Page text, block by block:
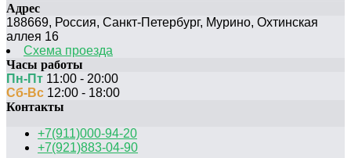
Адрес
188669, Россия, Санкт-Петербург, Мурино, Охтинская
аллея 16
Схема проезда
Часы работы
Пн-Пт 11:00 - 20:00
Сб-Вс 12:00 - 18:00
Контакты
+7(911)000-94-20
+7(921)883-04-90